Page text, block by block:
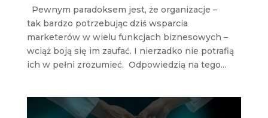
Pewnym paradoksem jest, że organizacje –
tak bardzo potrzebując dziś wsparcia
marketerów w wielu funkcjach biznesowych –
wciąż boją się im zaufać. I nierzadko nie potrafią
ich w pełni zrozumieć. Odpowiedzią na tego...